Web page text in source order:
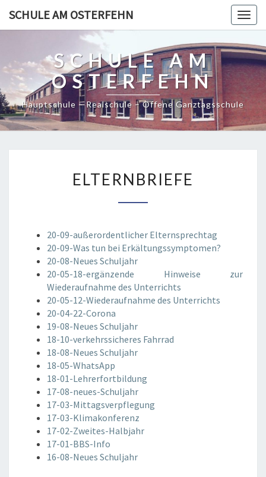
SCHULE AM OSTERFEHN
SCHULE AM
OSTERFEHN
Hauptschule – Realschule – Offene Ganztagsschule
ELTERNBRIEFE
20-09-außerordentlicher Elternsprechtag
20-09-Was tun bei Erkältungssymptomen?
20-08-Neues Schuljahr
20-05-18-ergänzende Hinweise zur
Wiederaufnahme des Unterrichts
20-05-12-Wiederaufnahme des Unterrichts
20-04-22-Corona
19-08-Neues Schuljahr
18-10-verkehrssicheres Fahrrad
18-08-Neues Schuljahr
18-05-WhatsApp
18-01-Lehrerfortbildung
17-08-neues-Schuljahr
17-03-Mittagsverpflegung
17-03-Klimakonferenz
17-02-Zweites-Halbjahr
17-01-BBS-Info
16-08-Neues Schuljahr